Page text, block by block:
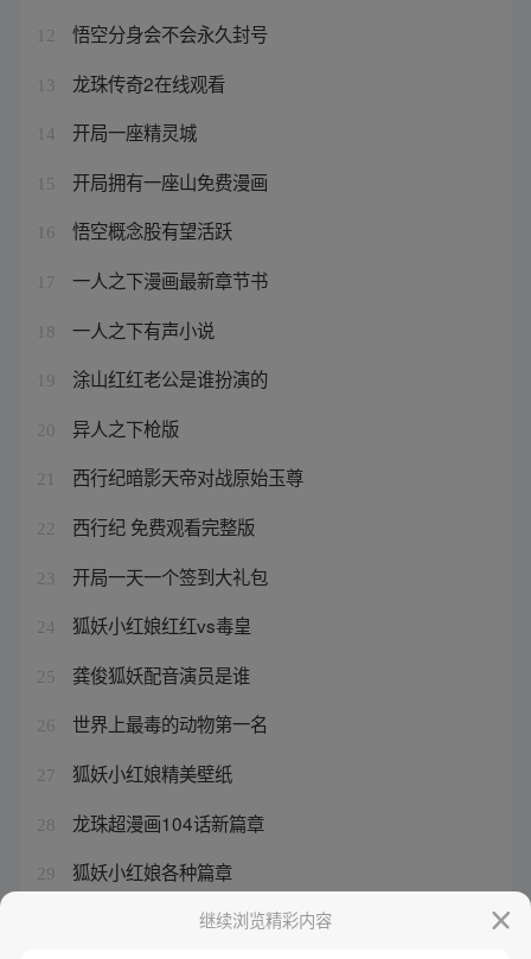
12 悟空分身会不会永久封号
13 龙珠传奇2在线观看
14 开局一座精灵城
15 开局拥有一座山免费漫画
16 悟空概念股有望活跃
17 一人之下漫画最新章节书
18 一人之下有声小说
19 涂山红红老公是谁扮演的
20 异人之下枪版
21 西行纪暗影天帝对战原始玉尊
22 西行纪 免费观看完整版
23 开局一天一个签到大礼包
24 狐妖小红娘红红vs毒皇
25 龚俊狐妖配音演员是谁
26 世界上最毒的动物第一名
27 狐妖小红娘精美壁纸
28 龙珠超漫画104话新篇章
29 狐妖小红娘各种篇章
一人之下动漫有几季多少集
继续浏览精彩内容